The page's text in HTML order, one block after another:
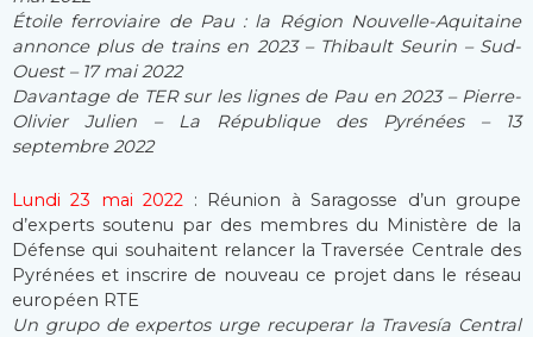
Étoile ferroviaire de Pau : la Région Nouvelle-Aquitaine
annonce plus de trains en 2023 – Thibault Seurin – Sud-
Ouest – 17 mai 2022
Davantage de TER sur les lignes de Pau en 2023 – Pierre-
Olivier Julien – La République des Pyrénées – 13
septembre 2022
Lundi 23 mai 2022 : Réunion à Saragosse d’un groupe
d’experts soutenu par des membres du Ministère de la
Défense qui souhaitent relancer la Traversée Centrale des
Pyrénées et inscrire de nouveau ce projet dans le réseau
européen RTE
Un grupo de expertos urge recuperar la Travesía Central